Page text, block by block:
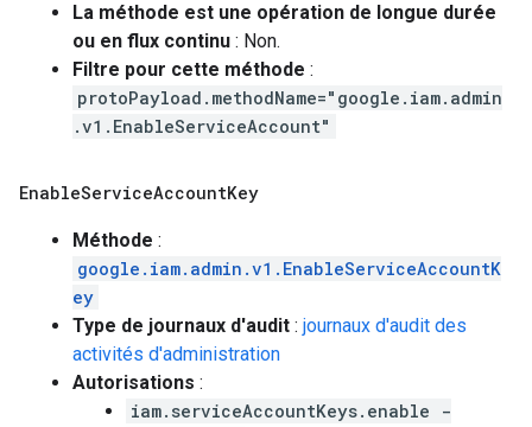
La méthode est une opération de longue durée
ou en flux continu : Non.
Filtre pour cette méthode :
protoPayload.methodName="google.iam.admin
.v1.EnableServiceAccount"
EnableServiceAccountKey
Méthode :
google.iam.admin.v1.EnableServiceAccountK
ey
Type de journaux d'audit : journaux d'audit des
activités d'administration
Autorisations :
iam.serviceAccountKeys.enable -